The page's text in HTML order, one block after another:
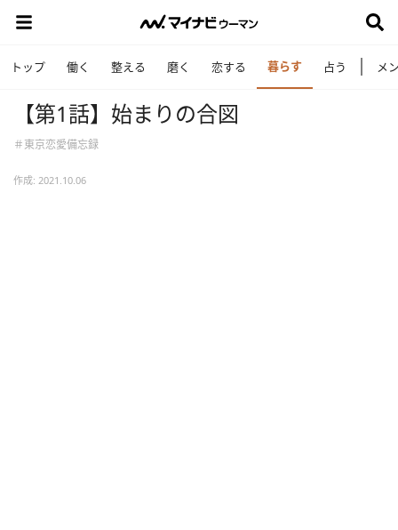
トップ 働く 整える 磨く 恋する 暮らす 占う メ
【第1話】始まりの合図
＃東京恋愛備忘録
作成: 2021.10.06